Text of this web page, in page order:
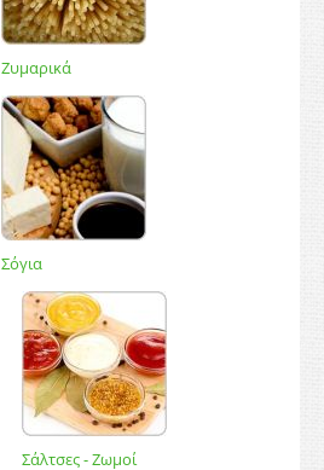
Ζυμαρικά
Σόγια
Σάλτσες - Ζωμοί